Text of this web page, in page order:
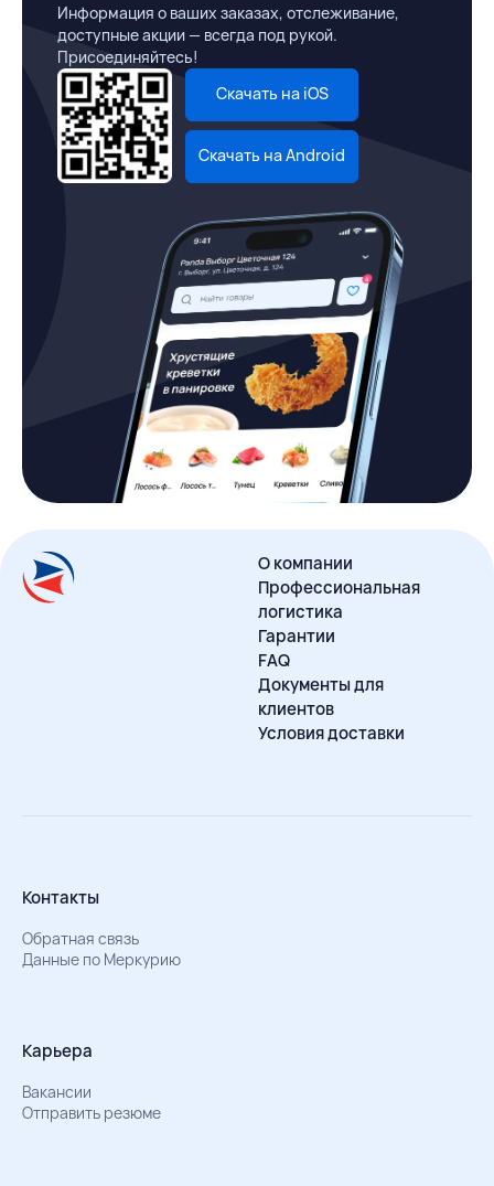
Информация о ваших заказах, отслеживание,
доступные акции — всегда под рукой.
Присоединяйтесь!
Скачать на iOS
Скачать на Android
О компании
Профессиональная
логистика
Гарантии
FAQ
Документы для
клиентов
Условия доставки
Контакты
Обратная связь
Данные по Меркурию
Карьера
Вакансии
Отправить резюме